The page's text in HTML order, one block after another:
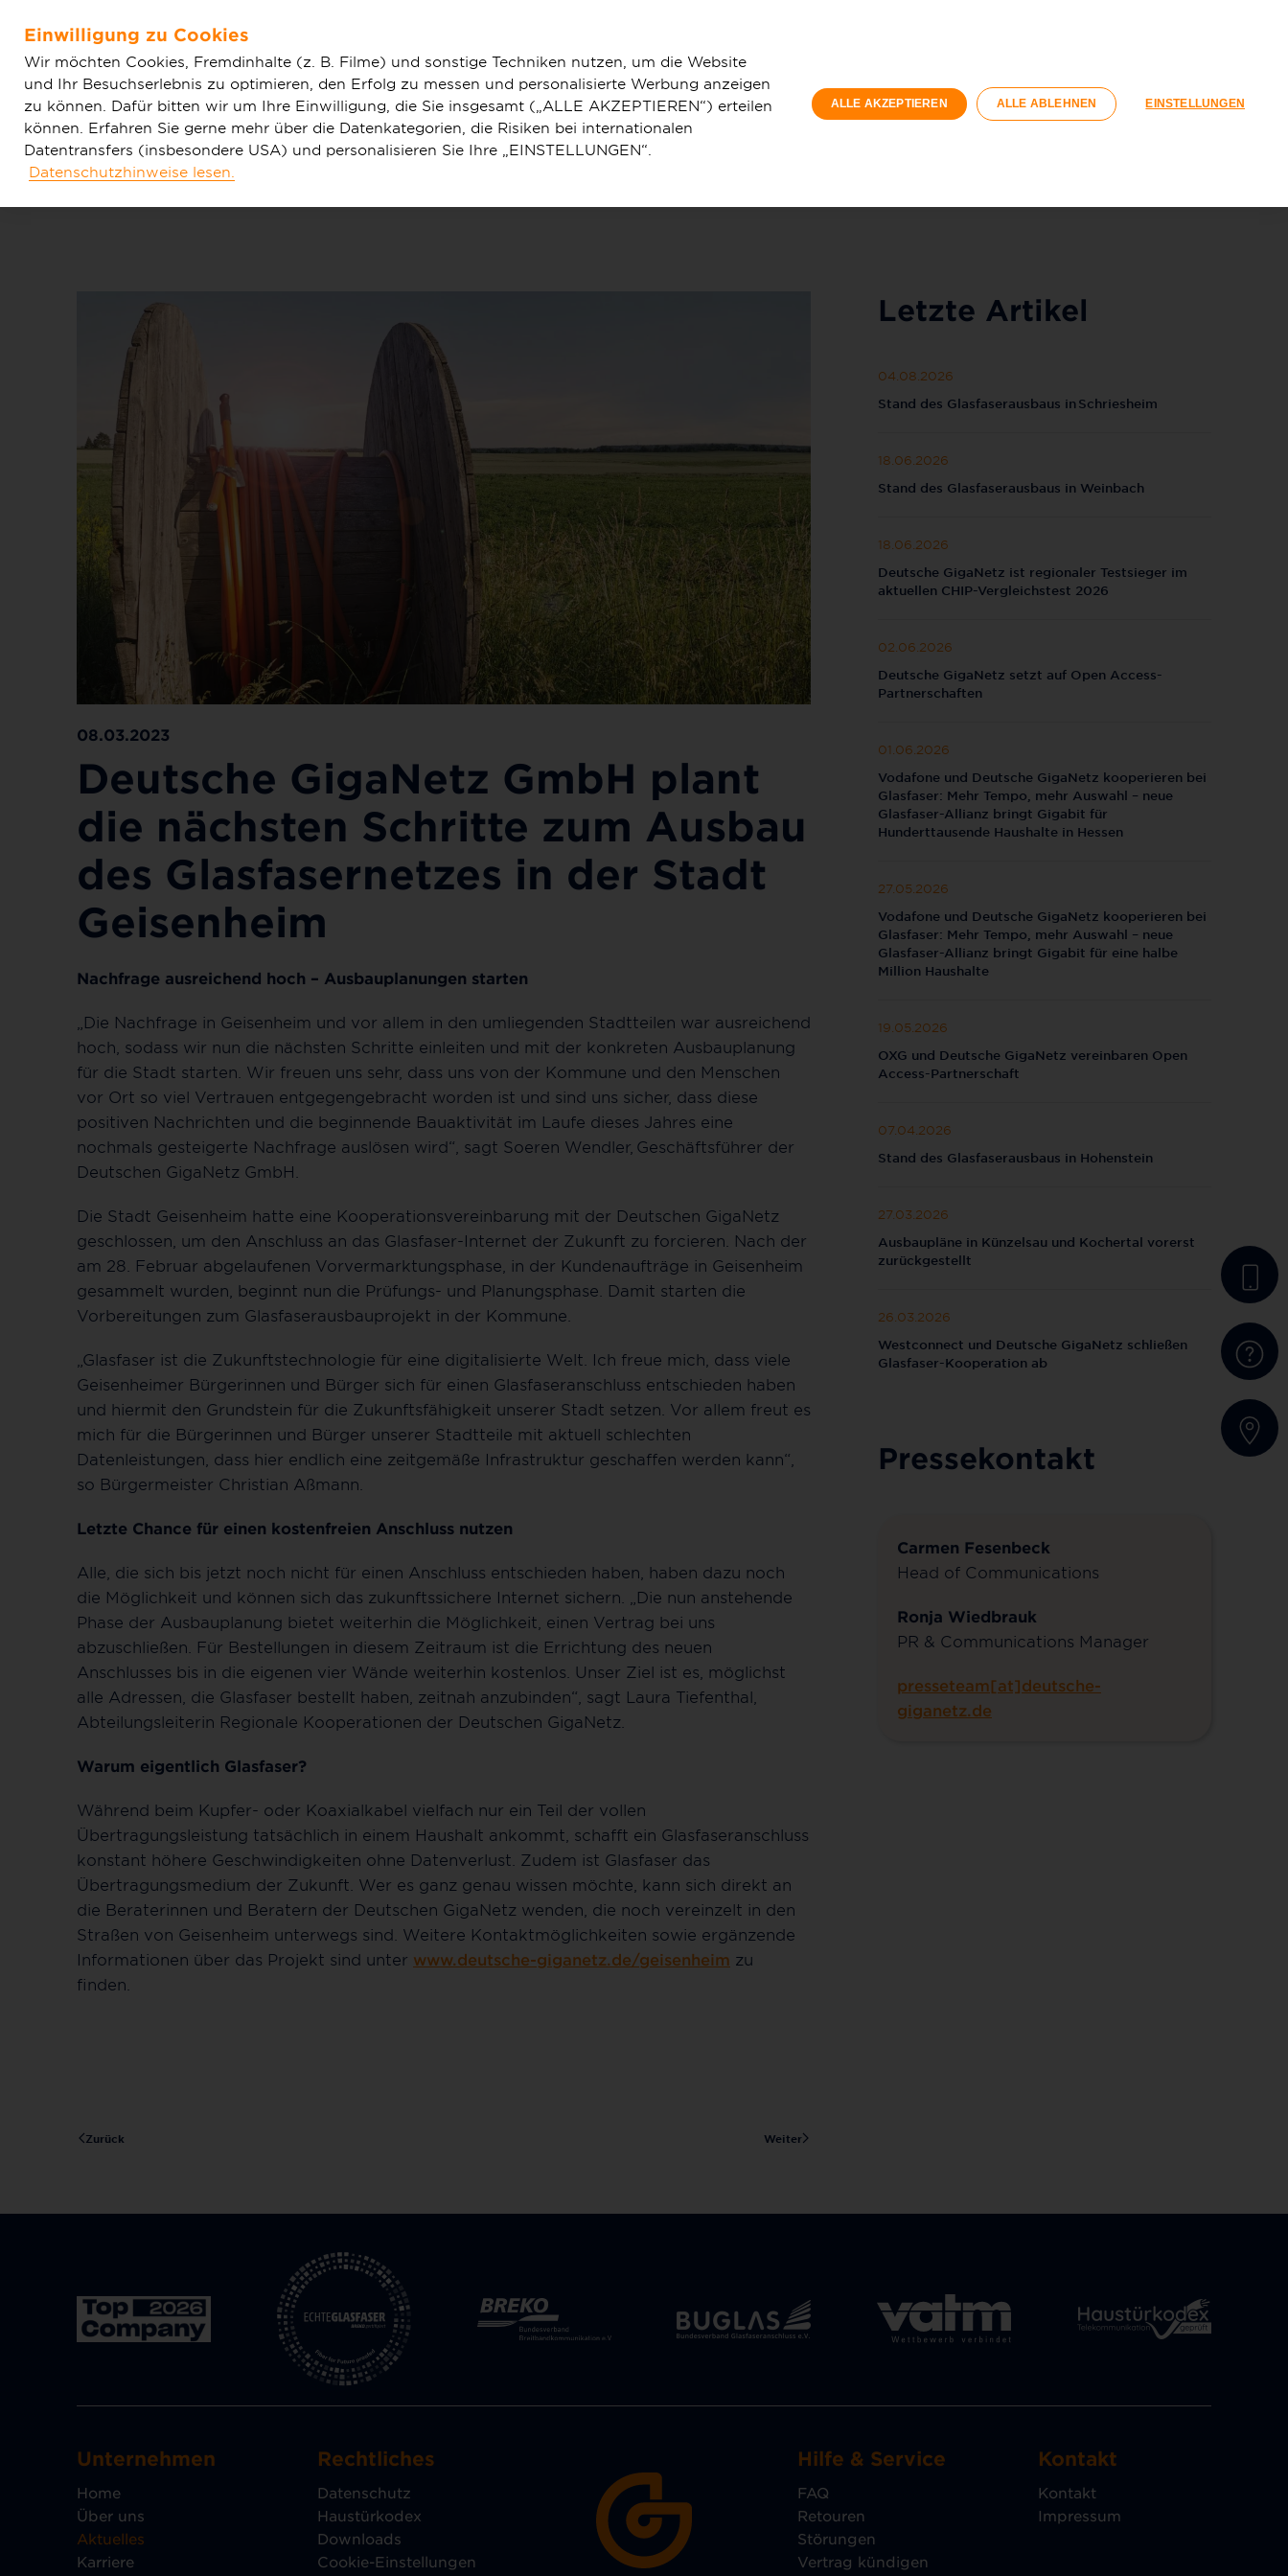
Zum Hauptinhalt springen
in der Stadt Geisenheim
Login
08.03.2023
Deutsche GigaNetz GmbH plant
die nächsten Schritte zum Ausbau
des Glasfasernetzes in der Stadt
Geisenheim
Nachfrage ausreichend hoch – Ausbauplanungen starten
„Die Nachfrage in Geisenheim und vor allem in den umliegenden Stadtteilen war ausreichend
hoch, sodass wir nun die nächsten Schritte einleiten und mit der konkreten Ausbauplanung
für die Stadt starten. Wir freuen uns sehr, dass uns von der Kommune und den Menschen
vor Ort so viel Vertrauen entgegengebracht worden ist und sind uns sicher, dass diese
positiven Nachrichten und die beginnende Bauaktivität im Laufe dieses Jahres eine
nochmals gesteigerte Nachfrage auslösen wird“, sagt Soeren Wendler, Geschäftsführer der
Deutschen GigaNetz GmbH.
Die Stadt Geisenheim hatte eine Kooperationsvereinbarung mit der Deutschen GigaNetz
geschlossen, um den Anschluss an das Glasfaser-Internet der Zukunft zu forcieren. Nach der
am 28. Februar abgelaufenen Vorvermarktungsphase, in der Kundenaufträge in Geisenheim
gesammelt wurden, beginnt nun die Prüfungs- und Planungsphase. Damit starten die
Vorbereitungen zum Glasfaserausbauprojekt in der Kommune.
„Glasfaser ist die Zukunftstechnologie für eine digitalisierte Welt. Ich freue mich, dass viele
Geisenheimer Bürgerinnen und Bürger sich für einen Glasfaseranschluss entschieden haben
und hiermit den Grundstein für die Zukunftsfähigkeit unserer Stadt setzen. Vor allem freut es
mich für die Bürgerinnen und Bürger unserer Stadtteile mit aktuell schlechten
Datenleistungen, dass hier endlich eine zeitgemäße Infrastruktur geschaffen werden kann“,
so Bürgermeister Christian Aßmann.
Letzte Chance für einen kostenfreien Anschluss nutzen
Alle, die sich bis jetzt noch nicht für einen Anschluss entschieden haben, haben dazu noch
die Möglichkeit und können sich das zukunftssichere Internet sichern. „Die nun anstehende
Phase der Ausbauplanung bietet weiterhin die Möglichkeit, einen Vertrag bei uns
abzuschließen. Für Bestellungen in diesem Zeitraum ist die Errichtung des neuen
Anschlusses bis in die eigenen vier Wände weiterhin kostenlos. Unser Ziel ist es, möglichst
alle Adressen, die Glasfaser bestellt haben, zeitnah anzubinden“, sagt Laura Tiefenthal,
Abteilungsleiterin Regionale Kooperationen der Deutschen GigaNetz.
Warum eigentlich Glasfaser?
Während beim Kupfer- oder Koaxialkabel vielfach nur ein Teil der vollen
Übertragungsleistung tatsächlich in einem Haushalt ankommt, schafft ein Glasfaseranschluss
konstant höhere Geschwindigkeiten ohne Datenverlust. Zudem ist Glasfaser das
Übertragungsmedium der Zukunft. Wer es ganz genau wissen möchte, kann sich direkt an
die Beraterinnen und Beratern der Deutschen GigaNetz wenden, die noch vereinzelt in den
Straßen von Geisenheim unterwegs sind. Weitere Kontaktmöglichkeiten sowie ergänzende
Informationen über das Projekt sind unter www.deutsche-giganetz.de/geisenheim zu
finden
Zurück Weiter
Letzte Artikel
04.08.2026
Stand des Glasfaserausbaus in Schriesheim
18.06.2026
Stand des Glasfaserausbaus in Weinbach
18.06.2026
Deutsche GigaNetz ist regionaler Testsieger im
aktuellen CHIP-Vergleichstest 2026
02.06.2026
Deutsche GigaNetz setzt auf Open Access-
Partnerschaften
01.06.2026
Vodafone und Deutsche GigaNetz kooperieren bei
Glasfaser: Mehr Tempo, mehr Auswahl – neue
Glasfaser-Allianz bringt Gigabit für
Hunderttausende Haushalte in Hessen
27.05.2026
Vodafone und Deutsche GigaNetz kooperieren bei
Glasfaser: Mehr Tempo, mehr Auswahl – neue
Glasfaser-Allianz bringt Gigabit für eine halbe
Million Haushalte
19.05.2026
OXG und Deutsche GigaNetz vereinbaren Open
Access-Partnerschaft
07.04.2026
Stand des Glasfaserausbaus in Hohenstein
27.03.2026
Ausbaupläne in Künzelsau und Kochertal vorerst
zurückgestellt
26.03.2026
Westconnect und Deutsche GigaNetz schließen
Glasfaser-Kooperation ab
Pressekontakt
Carmen Fesenbeck
Head of Communications
Ronja Wiedbrauk
PR & Communications Manager
presseteam[at]deutsche-
giganetz.de
Unternehmen
Home
Über uns
Aktuelles
Karriere
Rechtliches
Datenschutz
Haustürkodex
Downloads
Cookie-Einstellungen
Hilfe & Service
FAQ
Retouren
Störungen
Vertrag kündigen
Kontakt
Kontakt
Impressum
Einwilligung zu Cookies
Wir möchten Cookies, Fremdinhalte (z. B. Filme) und sonstige Techniken nutzen, um die Website
und Ihr Besuchserlebnis zu optimieren, den Erfolg zu messen und personalisierte Werbung anzeigen
zu können. Dafür bitten wir um Ihre Einwilligung, die Sie insgesamt („ALLE AKZEPTIEREN“) erteilen
können. Erfahren Sie gerne mehr über die Datenkategorien, die Risiken bei internationalen
Datentransfers (insbesondere USA) und personalisieren Sie Ihre „EINSTELLUNGEN“.
Datenschutzhinweise lesen.
ALLE AKZEPTIEREN ALLE ABLEHNEN EINSTELLUNGEN